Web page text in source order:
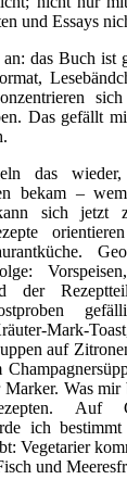
und Essays
das Buch ist
Das gefällt
das
bekam –
sich jetzt
der
Mark-
auf
Was
Auf
ich
Vegetarier
und